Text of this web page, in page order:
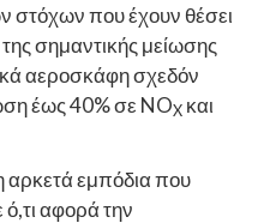
στόχων που έχουν θέσει
σημαντικής μείωσης
αεροσκάφη σχεδόν
έως 40% σε NOX και
εμπόδια που
αφορά την